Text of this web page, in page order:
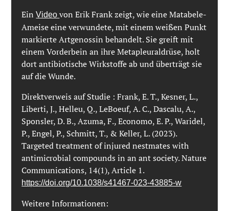
EinVideovon Erik Frank zeigt, wie eine Matabele-
Ameise eine verwundete, mit einem weißen Punkt
markierte Artgenossin behandelt. Sie greift mit
einem Vorderbein an ihre Metapleuraldrüse, holt
dort antibiotische Wirkstoffe ab und überträgt sie
auf die Wunde.
Direktverweis auf Studie : Frank, E. T., Kesner, L.,
Liberti, J., Helleu, Q., LeBoeuf, A. C., Dascalu, A.,
Sponsler, D. B., Azuma, F., Economo, E. P., Waridel,
P., Engel, P., Schmitt, T., & Keller, L. (2023).
Targeted treatment of injured nestmates with
antimicrobial compounds in an ant society. Nature
Communications, 14(1), Article 1.
https://doi.org/10.1038/s41467-023-43885-w
Weitere Informationen: